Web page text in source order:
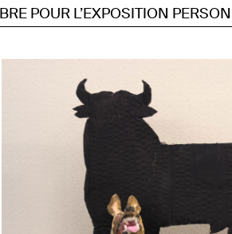
L’EXPOSITION